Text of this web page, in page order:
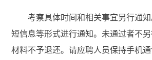
考察具体时间和相关事宜另行通知
短信息等形式进行通知。未通过者不
材料不予退还。请应聘人员保持手机